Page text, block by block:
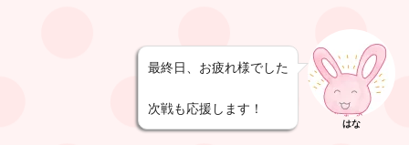
最終日、お疲れ様でした
次戦も応援します！
はな